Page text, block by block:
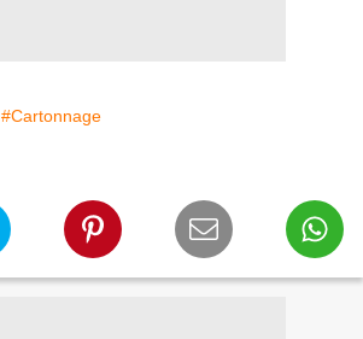
#Cartonnage